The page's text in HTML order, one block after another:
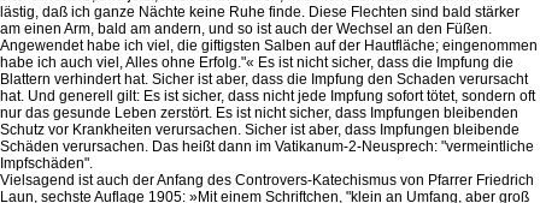
lästig, daß ich ganze Nächte keine Ruhe finde. Diese Flechten sind bald stärker
am einen Arm, bald am andern, und so ist auch der Wechsel an den Füßen.
Angewendet habe ich viel, die giftigsten Salben auf der Hautfläche; eingenommen
habe ich auch viel, Alles ohne Erfolg."« Es ist nicht sicher, dass die Impfung die
Blattern verhindert hat. Sicher ist aber, dass die Impfung den Schaden verursacht
hat. Und generell gilt: Es ist sicher, dass nicht jede Impfung sofort tötet, sondern oft
nur das gesunde Leben zerstört. Es ist nicht sicher, dass Impfungen bleibenden
Schutz vor Krankheiten verursachen. Sicher ist aber, dass Impfungen bleibende
Schäden verursachen. Das heißt dann im Vatikanum-2-Neusprech: "vermeintliche
Impfschäden".
Vielsagend ist auch der Anfang des Controvers-Katechismus von Pfarrer Friedrich
Laun, sechste Auflage 1905: »Mit einem Schriftchen, "klein an Umfang, aber groß